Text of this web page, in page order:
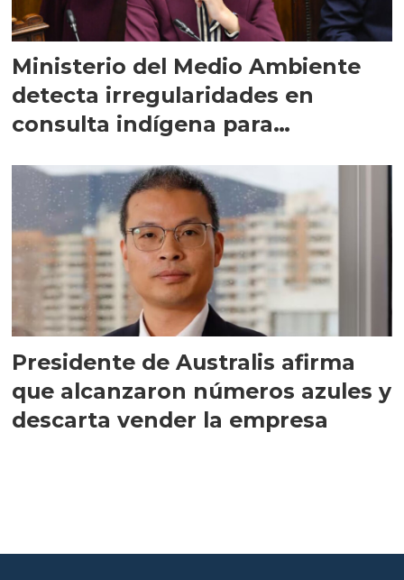
Ministerio del Medio Ambiente
detecta irregularidades en
consulta indígena para
Presidente de Australis afirma
que alcanzaron números azules y
descarta vender la empresa